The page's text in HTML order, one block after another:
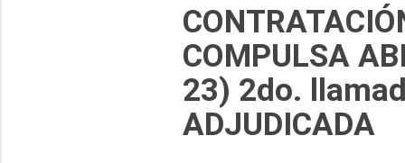
COMPULSA
23) 2do.
ADJUDICADA